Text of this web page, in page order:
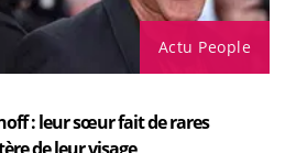
Actu People
: leur sœur fait de rares